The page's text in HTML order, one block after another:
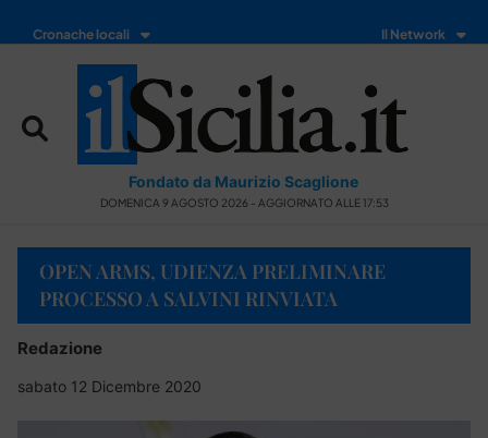
Cronache locali Il Network
Fondato da Maurizio Scaglione
DOMENICA 9 AGOSTO 2026 - AGGIORNATO ALLE 17:53
OPEN ARMS, UDIENZA PRELIMINARE
PROCESSO A SALVINI RINVIATA
Redazione
sabato 12 Dicembre 2020